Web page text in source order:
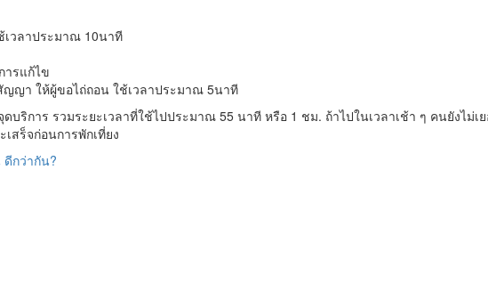
เวลาประมาณ 10นาที
การแก้ไข
ญญา ให้ผู้ขอไถ่ถอน ใช้เวลาประมาณ 5นาที
ดบริการ รวมระยะเวลาที่ใช้ไปประมาณ 55 นาที หรือ 1 ชม. ถ้าไปในเวลาเช้า ๆ คนยังไม่เ
สร็จก่อนการพักเที่ยง
กว่ากัน?